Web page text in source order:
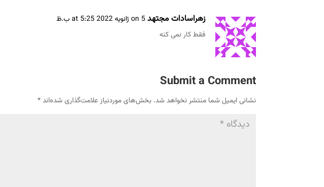
زهراسادات مجتهد on 5 ژانویه 2022 at 5:25 ب.ظ
فقط کار نمی کنه
Submit a Comment
نشانی ایمیل شما منتشر نخواهد شد. بخش‌های موردنیاز علامت‌گذاری شده‌اند*